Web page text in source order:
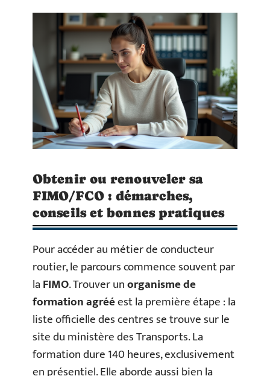
Obtenir ou renouveler sa
FIMO/FCO : démarches,
conseils et bonnes pratiques
Pour accéder au métier de conducteur
routier, le parcours commence souvent par
laFIMO. Trouver unorganisme de
formation agrééest la première étape : la
liste officielle des centres se trouve sur le
site du ministère des Transports. La
formation dure 140 heures, exclusivement
en présentiel. Elle aborde aussi bien la